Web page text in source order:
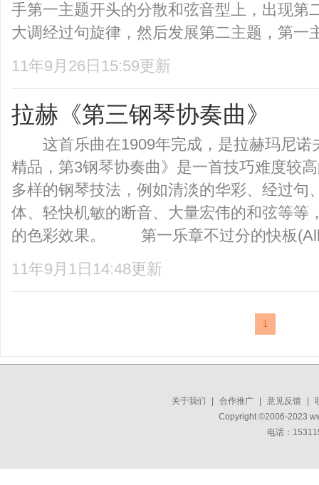
手第一主题开头的分散和弦音型上，出现第
大调经过句旋律，然后发展第二主题，第一
11年9月26日15:59更新
拉赫《第三钢琴协奏曲》
这首乐曲在1909年完成，是拉赫玛尼诺
精品，第3钢琴协奏曲》是一首技巧难度较
多样的钢琴技法，例如清淡的华彩、经过句
体、轻快机敏的断音、大量宏伟的和弦等等
的色彩效果。 第一乐章不过分的快板
11年9月1日14:48更新
1
关于我们 合作推广 意见反馈
Copyright ©2006-2023
电话：